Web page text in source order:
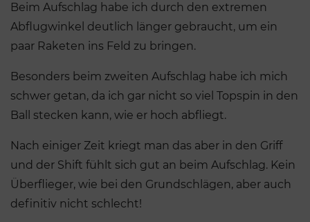
Beim Aufschlag habe ich durch den extremen
Abflugwinkel deutlich länger gebraucht, um ein
paar Raketen ins Feld zu bringen.
Besonders beim zweiten Aufschlag habe ich mich
schwer getan, da ich gar nicht so viel Topspin in den
Ball stecken kann, wie er hoch abfliegt.
Nach einiger Zeit kriegt man das aber in den Griff
und der Shift fühlt sich gut an beim Aufschlag. Kein
Überflieger, wie bei den Grundschlägen, aber auch
definitiv nicht schlecht!